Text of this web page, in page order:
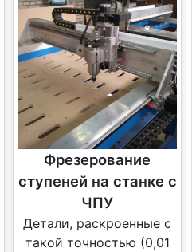
Фрезерование
ступеней на станке с
ЧПУ
Детали, раскроенные с
такой точностью (0,01